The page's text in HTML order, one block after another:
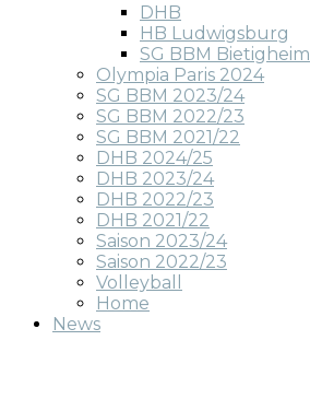
DHB
HB Ludwigsburg
SG BBM Bietigheim
Olympia Paris 2024
SG BBM 2023/24
SG BBM 2022/23
SG BBM 2021/22
DHB 2024/25
DHB 2023/24
DHB 2022/23
DHB 2021/22
Saison 2023/24
Saison 2022/23
Volleyball
Home
News